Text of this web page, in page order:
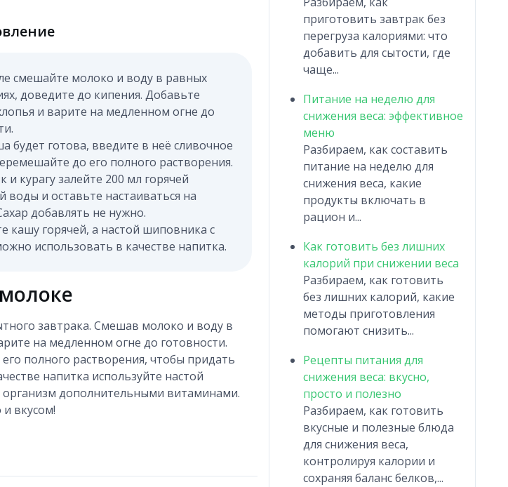
смешайте молоко и воду в равных
доведите до кипения. Добавьте
и варите на медленном огне до
будет готова, введите в неё сливочное
до его полного растворения.
курагу залейте 200 мл горячей
воды и оставьте настаиваться на
добавлять не нужно.
кашу горячей, а настой шиповника с
использовать в качестве напитка.
завтрака. Смешав молоко и воду в
на медленном огне до готовности.
полного растворения, чтобы придать
напитка используйте настой
организм дополнительными витаминами.
вкусом!
приготовить завтрак без
перегруза калориями: что
добавить для сытости, где
чаще...
Питание на неделю для
снижения веса: эффективное
меню
Разбираем, как составить
питание на неделю для
снижения веса, какие
продукты включать в
рацион и...
Как готовить без лишних
калорий при снижении веса
Разбираем, как готовить
без лишних калорий, какие
методы приготовления
помогают снизить...
Рецепты питания для
снижения веса: вкусно,
просто и полезно
Разбираем, как готовить
вкусные и полезные блюда
для снижения веса,
контролируя калории и
сохраняя баланс белков,...